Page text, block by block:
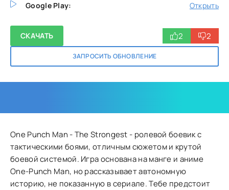
Google Play:
Открыть
СКАЧАТЬ
ЗАПРОСИТЬ ОБНОВЛЕНИЕ
2 2
One Punch Man - The Strongest - ролевой боевик с
тактическими боями, отличным сюжетом и крутой
боевой системой. Игра основана на манге и аниме
One-Punch Man, но рассказывает автономную
историю, не показанную в сериале. Тебе предстоит